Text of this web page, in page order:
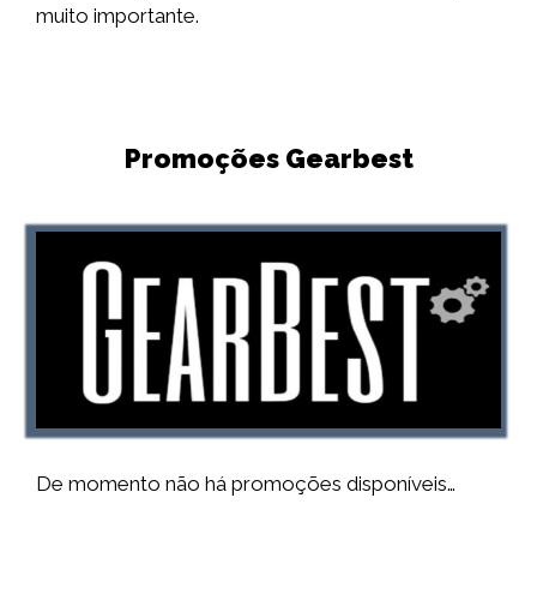
muito importante.
Promoções Gearbest
De momento não há promoções disponíveis…